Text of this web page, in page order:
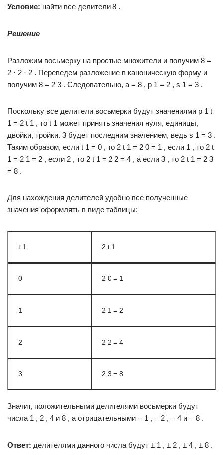
Условие: найти все делители 8 .
Решение
Разложим восьмерку на простые множители и получим 8 =
2 · 2 · 2 . Переведем разложение в каноническую форму и
получим 8 = 2 3 . Следовательно, a = 8 , p 1 = 2 , s 1 = 3 .
Поскольку все делители восьмерки будут значениями p 1 t
1 = 2 t 1 , то t 1 может принять значения нуля, единицы,
двойки, тройки. 3 будет последним значением, ведь s 1 = 3 .
Таким образом, если t 1 = 0 , то 2 t 1 = 2 0 = 1 , если 1 , то 2 t
1 = 2 1 = 2 , если 2 , то 2 t 1 = 2 2 = 4 , а если 3 , то 2 t 1 = 2 3
= 8 .
Для нахождения делителей удобно все полученные
значения оформлять в виде таблицы:
t 1 2 t 1
0 2 0 = 1
1 2 1 = 2
2 2 2 = 4
3 2 3 = 8
Значит, положительными делителями восьмерки будут
числа 1 , 2 , 4 и 8 , а отрицательными − 1 , − 2 , − 4 и − 8 .
Ответ: делителями данного числа будут ± 1 , ± 2 , ± 4 , ± 8 .